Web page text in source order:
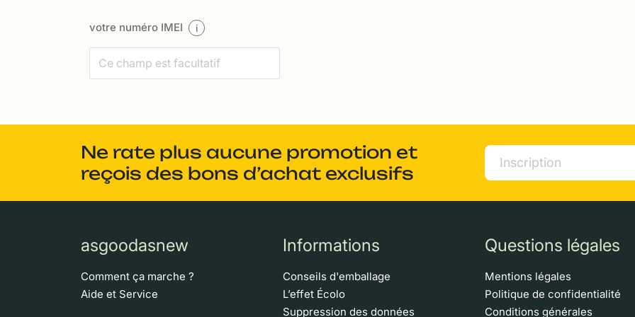
votre numéro IMEI i
Ne rate plus aucune promotion et
reçois des bons d’achat exclusifs
asgoodasnew
Comment ça marche ?
Aide et Service
Informations
Conseils d'emballage
L’effet Écolo
Suppression des données
Questions légales
Mentions légales
Politique de confidentialité
Conditions générales